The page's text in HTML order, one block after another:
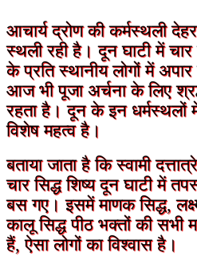
आचार्य द्रोण की कर्मस्थली
स्थली रही है। दून घाटी में चार
के प्रति स्थानीय लोगों में अपार
आज भी पूजा अर्चना के लिए
रहता है। दून के इन धर्मस्थलों
विशेष महत्व है।
बताया जाता है कि स्वामी
चार सिद्ध शिष्य दून घाटी में
बस गए। इसमें माणक सिद्ध,
कालू सिद्ध पीठ भक्तों की सभी
हैं, ऐसा लोगों का विश्वास है।